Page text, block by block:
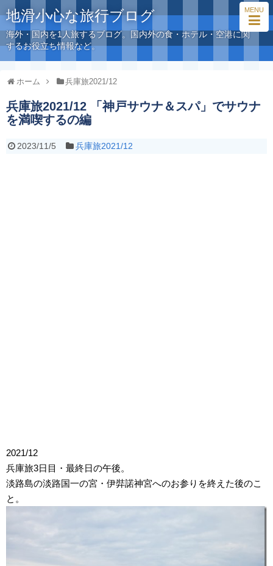
MENU
地滑小心な旅行ブログ
海外・国内を1人旅するブログ。国内外の食・ホテル・空港に関
するお役立ち情報など。
ホーム 兵庫旅2021/12
兵庫旅2021/12 「神戸サウナ＆スパ」でサウナ
を満喫するの編
2023/11/5 兵庫旅2021/12
2021/12
兵庫旅3日目・最終日の午後。
淡路島の淡路国一の宮・伊弉諾神宮へのお参りを終えた後のこ
と。